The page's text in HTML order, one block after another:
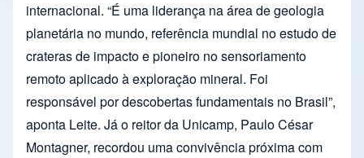
internacional. “É uma liderança na área de geologia
planetária no mundo, referência mundial no estudo de
crateras de impacto e pioneiro no sensoriamento
remoto aplicado à exploração mineral. Foi
responsável por descobertas fundamentais no Brasil”,
aponta Leite. Já o reitor da Unicamp, Paulo César
Montagner, recordou uma convivência próxima com